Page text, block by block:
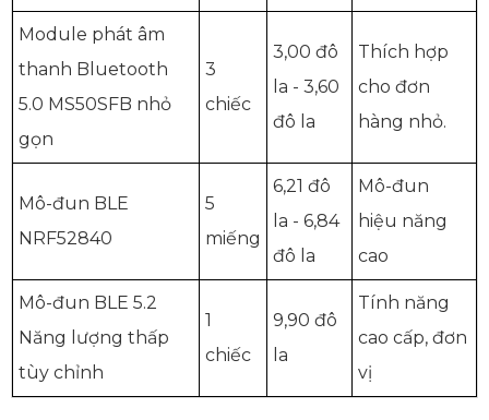
Module phát âm
thanh Bluetooth
5.0 MS50SFB nhỏ
gọn
3
chiếc
3,00 đô
la - 3,60
đô la
Thích hợp
cho đơn
hàng nhỏ.
Mô-đun BLE
NRF52840
5
miếng
6,21 đô
la - 6,84
đô la
Mô-đun
hiệu năng
cao
Mô-đun BLE 5.2
Năng lượng thấp
tùy chỉnh
1
chiếc
9,90 đô
la
Tính năng
cao cấp, đơn
vị